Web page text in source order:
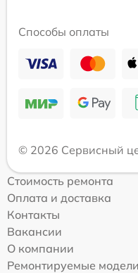
Способы оплаты
© 2026 Сервисный
Стоимость ремонта
Оплата и доставка
Контакты
Вакансии
О компании
Ремонтируемые модели